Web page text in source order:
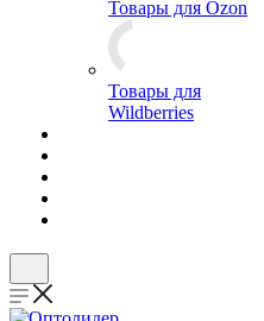
Товары для Ozon
Товары для
Wildberries